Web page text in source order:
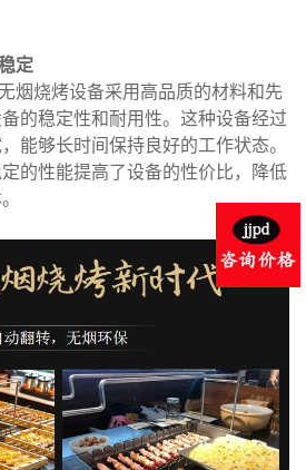
定
烟烧烤设备采用高品质的材料和先
的稳定性和耐用性。这种设备经过
能够长时间保持良好的工作状态。
的性能提高了设备的性价比，降低